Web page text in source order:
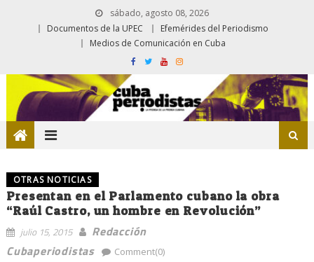
sábado, agosto 08, 2026
Documentos de la UPEC
Efemérides del Periodismo
Medios de Comunicación en Cuba
OTRAS NOTICIAS
Presentan en el Parlamento cubano la obra
“Raúl Castro, un hombre en Revolución”
julio 15, 2015
Redacción
Cubaperiodistas
Comment(0)